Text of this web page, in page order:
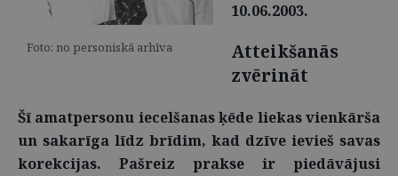
Foto: no personiskā arhīva
10.06.2003.
Atteikšanās
zvērināt
Šī amatpersonu iecelšanas ķēde liekas vienkārša
un sakarīga līdz brīdim, kad dzīve ievieš savas
korekcijas. Pašreiz prakse ir piedāvājusi